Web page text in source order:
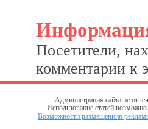
Посетители,
комментарии к
Администрация сайта не
Использование статей
Возможности размещениия